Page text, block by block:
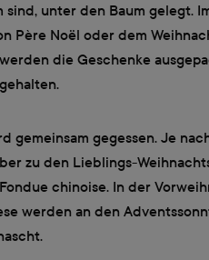
sind, unter den Baum gelegt.
Père Noël oder dem
die Geschenke
gemeinsam gegessen. Je
zu den Lieblings-
chinoise. In der
werden an den